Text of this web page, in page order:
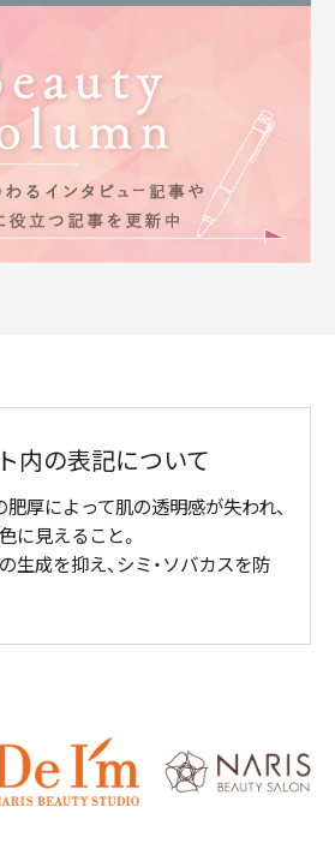
内の表記について
肥厚によって肌の透明感が失われ、
に見えること。
生成を抑え、シミ・ソバカスを防